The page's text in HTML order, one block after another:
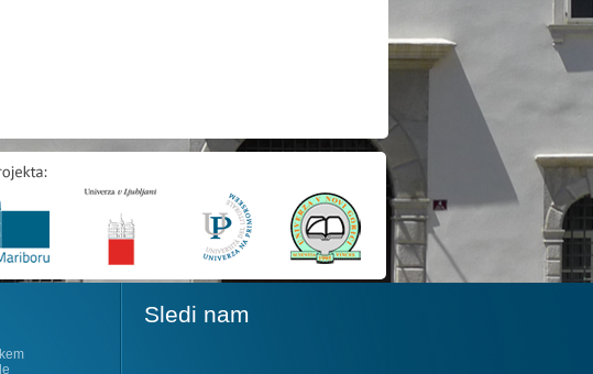
Sledi nam